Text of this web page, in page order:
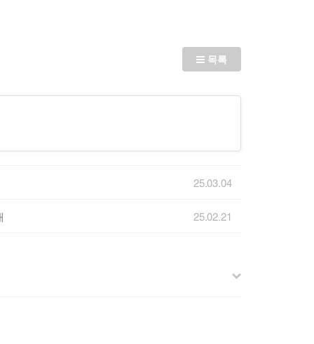
목록
25.03.04
25.02.21